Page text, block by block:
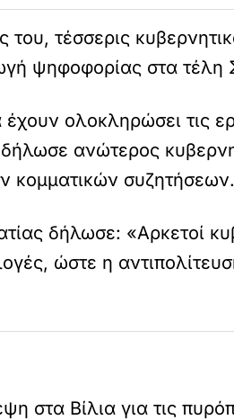
του, τέσσερις
ψηφοφορίας στα
ολοκληρώσει τις
ανώτερος
κομματικών συζητήσεων.
δήλωσε: «Αρκετοί
ώστε η
στα Βίλια για τις